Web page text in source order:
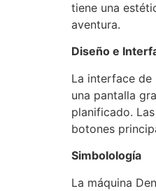
tiene una
aventura.
Diseño e
La interface de
una pantalla
planificado.
botones
Simbolología
La máquina